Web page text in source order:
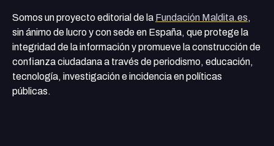
Somos un proyecto editorial de la Fundación Maldita.es,
sin ánimo de lucro y con sede en España, que protege la
integridad de la información y promueve la construcción de
confianza ciudadana a través de periodismo, educación,
tecnología, investigación e incidencia en políticas
públicas.